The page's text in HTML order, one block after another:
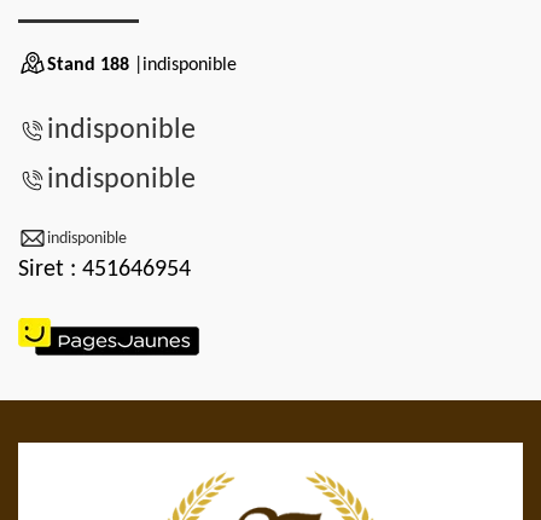
Stand 188 |indisponible
indisponible
indisponible
indisponible
Siret : 451646954